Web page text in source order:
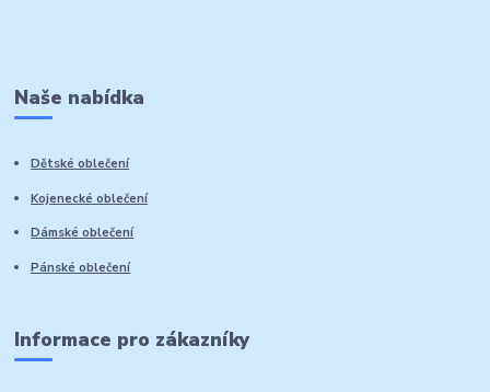
Naše nabídka
Dětské oblečení
Kojenecké oblečení
Dámské oblečení
Pánské oblečení
Informace pro zákazníky